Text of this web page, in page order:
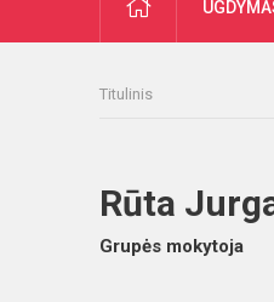
PRADŽIA
Titulinis
Rūta
Grupės mokytoja